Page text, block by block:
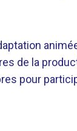
de la
pour